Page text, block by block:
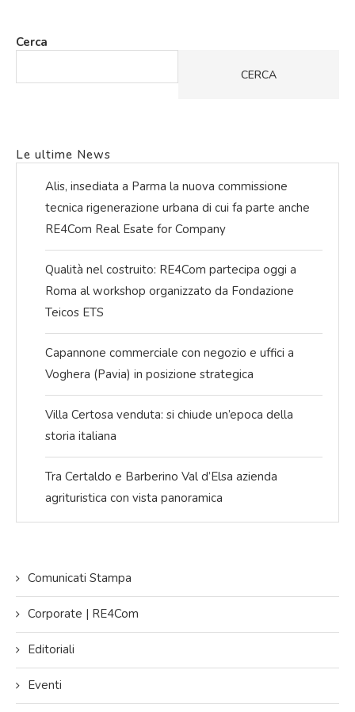
Cerca
CERCA
Le ultime News
Alis, insediata a Parma la nuova commissione
tecnica rigenerazione urbana di cui fa parte anche
RE4Com Real Esate for Company
Qualità nel costruito: RE4Com partecipa oggi a
Roma al workshop organizzato da Fondazione
Teicos ETS
Capannone commerciale con negozio e uffici a
Voghera (Pavia) in posizione strategica
Villa Certosa venduta: si chiude un’epoca della
storia italiana
Tra Certaldo e Barberino Val d’Elsa azienda
agrituristica con vista panoramica
Comunicati Stampa
Corporate | RE4Com
Editoriali
Eventi